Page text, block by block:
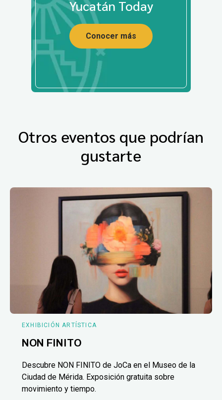
Yucatán Today
Conocer más
Otros eventos que podrían
gustarte
EXHIBICIÓN ARTÍSTICA
NON FINITO
Descubre NON FINITO de JoCa en el Museo de la
Ciudad de Mérida. Exposición gratuita sobre
movimiento y tiempo.